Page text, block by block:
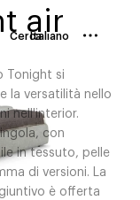
CercaItaliano
air
Tonight si
la versatilità nello
nell'interior.
con
in tessuto, pelle
di versioni. La
è offerta